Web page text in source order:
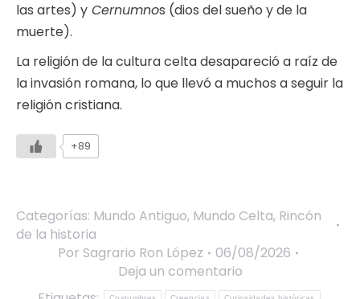
las artes) y Cernumnos (dios del sueño y de la
muerte).
La religión de la cultura celta desapareció a raíz de
la invasión romana, lo que llevó a muchos a seguir la
religión cristiana.
+89
Categorías: Mundo Antiguo, Mundo Celta, Rincón
de la historia
Por Sagrario Ron López
06/08/2026
Deja un comentario